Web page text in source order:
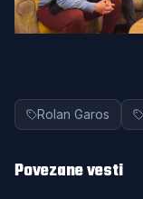
Rolan Garos
Povezane vesti